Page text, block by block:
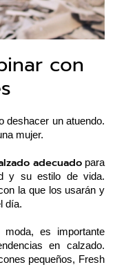
con
deshacer un atuendo.
mujer.
adecuado para
y su estilo de vida.
la que los usarán y
día.
es importante
en calzado.
pequeños, Fresh